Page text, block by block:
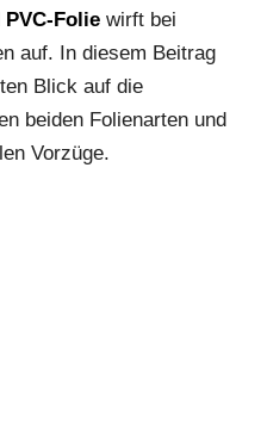
PVC-Foliewirft bei
auf. In diesem Beitrag
Blick auf die
beiden Folienarten und
Vorzüge.